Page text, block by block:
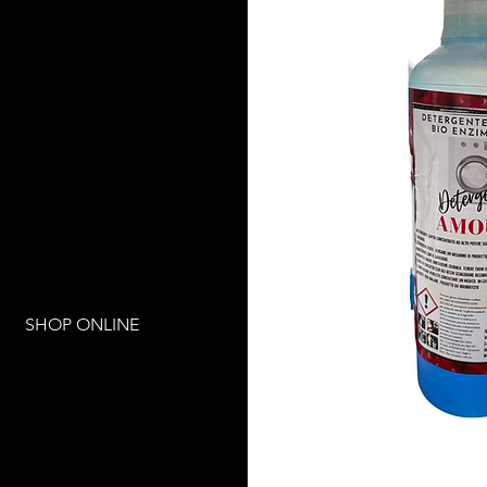
SHOP ONLINE